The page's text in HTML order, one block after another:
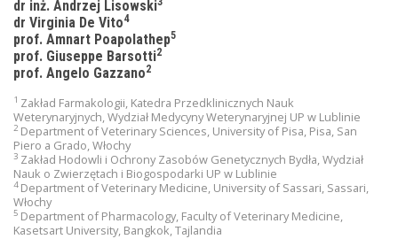
dr inż. Andrzej Lisowski
dr Virginia De Vito4
prof. Amnart Poapolathep5
prof. Giuseppe Barsotti2
prof. Angelo Gazzano2
1 Zakład Farmakologii, Katedra Przedklinicznych Nauk
Weterynaryjnych, Wydział Medycyny Weterynaryjnej UP w Lublinie
2 Department of Veterinary Sciences, University of Pisa, Pisa, San
Piero a Grado, Włochy
3 Zakład Hodowli i Ochrony Zasobów Genetycznych Bydła, Wydział
Nauk o Zwierzętach i Biogospodarki UP w Lublinie
4Department of Veterinary Medicine, University of Sassari, Sassari,
Włochy
5 Department of Pharmacology, Faculty of Veterinary Medicine,
Kasetsart University, Bangkok, Tajlandia